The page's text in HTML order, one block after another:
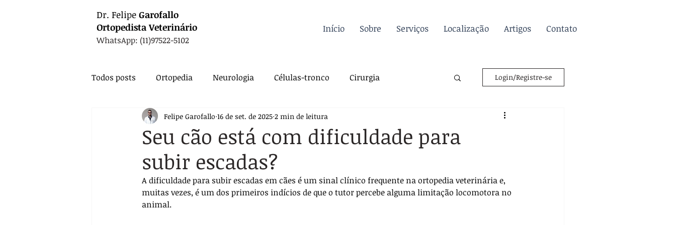
Dr. Felipe Garofallo
Ortopedista Veterinário
WhatsApp: (11)97522-5102
Início Sobre Serviços Localização Artigos Contato
Todos posts Ortopedia Neurologia Células-tronco Cirurgia
Animais Exóticos Medicina Felina Oncologia
Endocrinologia Infectologia Dermatologia
Nutrição Exames Cardiologia Sutura Pós-operatório
Login/Registre-se
Seu cão está com dificuldade para
subir escadas?
Felipe Garofallo 16 de set. de 2025 2 min de leitura
A dificuldade para subir escadas em cães é um sinal clínico frequente na ortopedia veterinária e,
muitas vezes, é um dos primeiros indícios de que o tutor percebe alguma limitação locomotora no
animal.